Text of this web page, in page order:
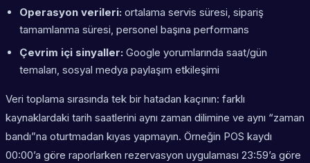
Operasyon verileri: ortalama servis süresi, sipariş
tamamlanma süresi, personel başına performans
Çevrim içi sinyaller: Google yorumlarında saat/gün
temaları, sosyal medya paylaşım etkileşimi
Veri toplama sırasında tek bir hatadan kaçının: farklı
kaynaklardaki tarih saatlerini aynı zaman dilimine ve aynı “zaman
bandı”na oturtmadan kıyas yapmayın. Örneğin POS kaydı
00:00’a göre raporlarken rezervasyon uygulaması 23:59’a göre